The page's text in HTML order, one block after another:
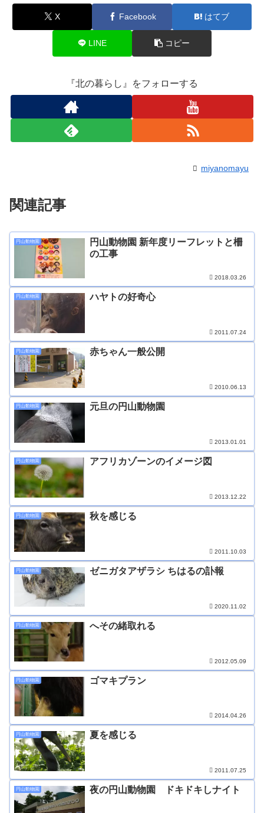
X Facebook はてブ
LINE コピー
『北の暮らし』をフォローする
miyanomayu
関連記事
円山動物園
円山動物園 新年度リーフレットと柵
の工事
2018.03.26
円山動物園 ハヤトの好奇心
2011.07.24
円山動物園 赤ちゃん一般公開
2010.06.13
円山動物園 元旦の円山動物園
2013.01.01
円山動物園 アフリカゾーンのイメージ図
2013.12.22
円山動物園 秋を感じる
2011.10.03
円山動物園 ゼニガタアザラシ ちはるの訃報
2020.11.02
円山動物園 へその緒取れる
2012.05.09
円山動物園 ゴマキプラン
2014.04.26
円山動物園 夏を感じる
2011.07.25
円山動物園 夜の円山動物園 ドキドキしナイト